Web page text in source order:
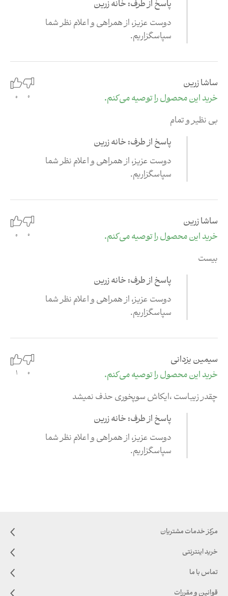
پاسخ از طرف: خانه زرین
دوست عزیز،‌ از همراهی و اعلام نظر شما
سپاسگزاریم.
ساشا زرین
خرید این محصول را توصیه می‌کنم.
0
0
بی نظیر و تمام
پاسخ از طرف: خانه زرین
دوست عزیز،‌ از همراهی و اعلام نظر شما
سپاسگزاریم.
ساشا زرین
خرید این محصول را توصیه می‌کنم.
0
0
بیست
پاسخ از طرف: خانه زرین
دوست عزیز،‌ از همراهی و اعلام نظر شما
سپاسگزاریم.
سیمین یزدانی
خرید این محصول را توصیه می‌کنم.
0
1
چقدر زیباست ،ایکاش سوپخوری حذف نمیشد
پاسخ از طرف: خانه زرین
دوست عزیز،‌ از همراهی و اعلام نظر شما
سپاسگزاریم.
مرکز خدمات مشتریان
خرید اینترنتی
تماس با ما
قوانین و مقررات